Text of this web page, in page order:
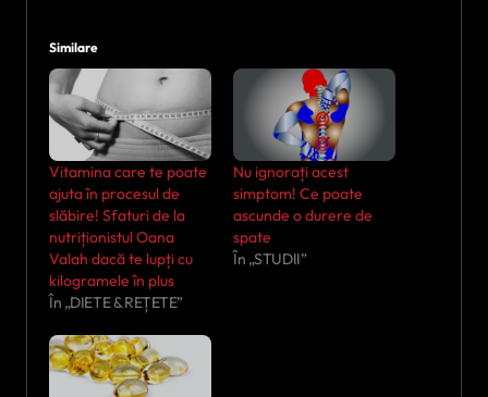
Similare
Vitamina care te poate
ajuta în procesul de
slăbire! Sfaturi de la
nutriționistul Oana
Valah dacă te lupți cu
kilogramele în plus
În „DIETE & REȚETE”
Nu ignorați acest
simptom! Ce poate
ascunde o durere de
spate
În „STUDII”